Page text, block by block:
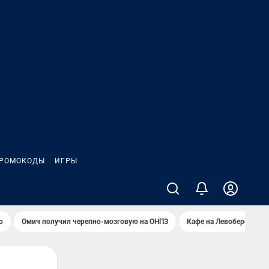
ИГРЫ
Омич получил черепно-мозговую на ОНПЗ Кафе на Левобережье